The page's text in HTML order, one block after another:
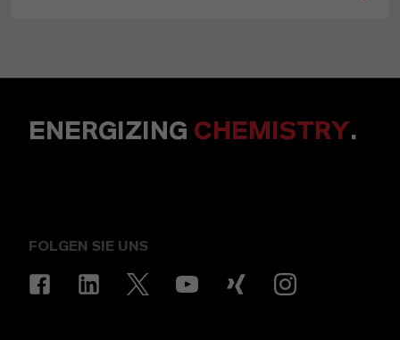
ENERGIZING CHEMISTRY.
FOLGEN SIE UNS